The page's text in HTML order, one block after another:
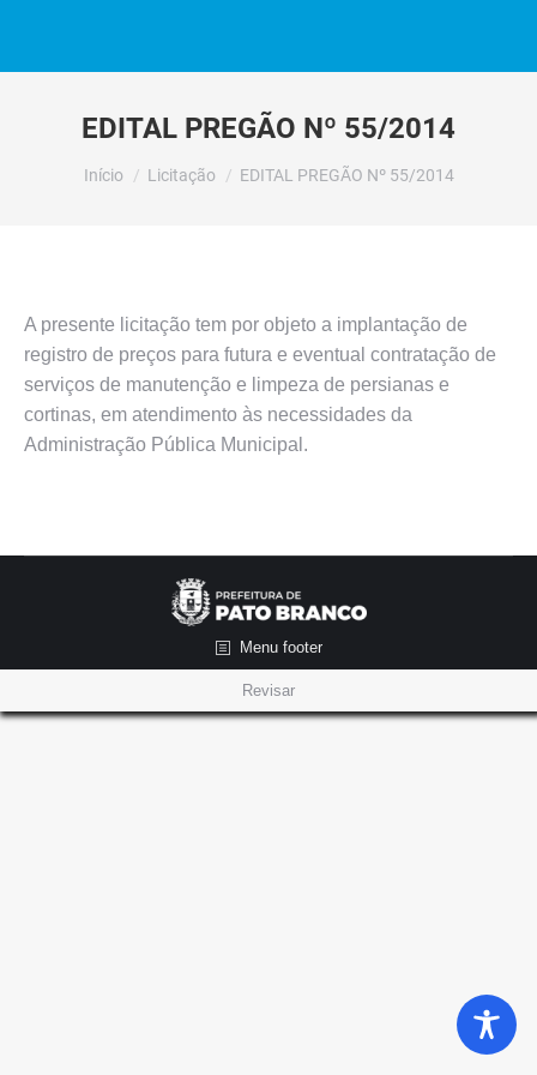
EDITAL PREGÃO Nº 55/2014
Você está aqui:
Início Licitação EDITAL PREGÃO Nº 55/2014
A presente licitação tem por objeto a implantação de
registro de preços para futura e eventual contratação de
serviços de manutenção e limpeza de persianas e
cortinas, em atendimento às necessidades da
Administração Pública Municipal.
Menu footer
Revisar